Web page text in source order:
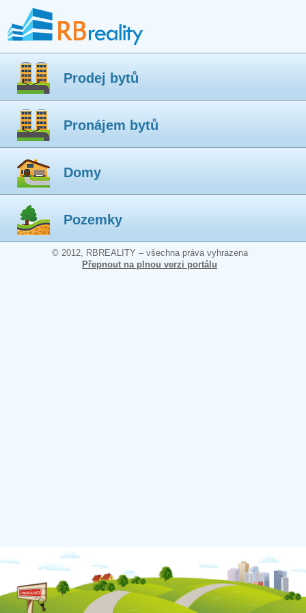
Prodej bytů
Pronájem bytů
Domy
Pozemky
© 2012, RBREALITY – všechna práva vyhrazena
Přepnout na plnou verzi portálu